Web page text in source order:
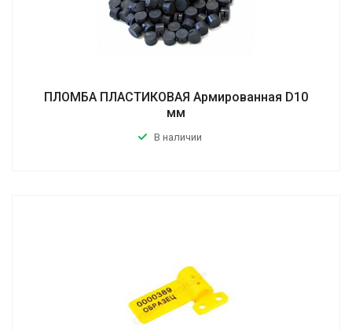
ПЛОМБА ПЛАСТИКОВАЯ Армированная D10
мм
В наличии